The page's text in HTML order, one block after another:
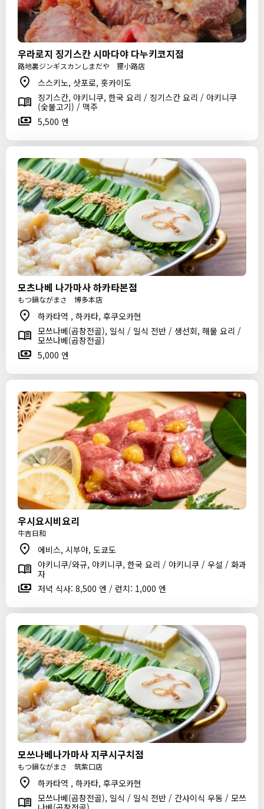
우라로지 징기스칸 시마다야 다누키코지점
路地裏ジンギスカンしまだや 狸小路店
스스키노, 삿포로, 홋카이도
징기스칸, 야키니쿠, 한국 요리 / 징기스칸 요리 / 야키니쿠
(숯불고기) / 맥주
5,500 엔
모츠나베 나가마사 하카타본점
もつ鍋ながまさ 博多本店
하카타역 , 하카타, 후쿠오카현
모쓰나베(곱창전골), 일식 / 일식 전반 / 생선회, 해물 요리 /
모쓰나베(곱창전골)
5,000 엔
우시요시비요리
牛吉日和
에비스, 시부야, 도쿄도
야키니쿠/와규, 야키니쿠, 한국 요리 / 야키니쿠 / 우설 / 화과
자
저녁 식사: 8,500 엔 / 런치: 1,000 엔
모쓰나베나가마사 지쿠시구치점
もつ鍋ながまさ 筑紫口店
하카타역 , 하카타, 후쿠오카현
모쓰나베(곱창전골), 일식 / 일식 전반 / 간사이식 우동 / 모쓰